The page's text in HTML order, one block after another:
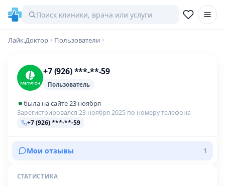
Лайк.Доктор Пользователи
+7 (926) ***-**-59
Пользователь
была на сайте 23 ноября
Зарегистрировался 23 ноября 2025 по номеру телефона
+7 (926) ***-**-59
Мои отзывы 1
СТАТИСТИКА